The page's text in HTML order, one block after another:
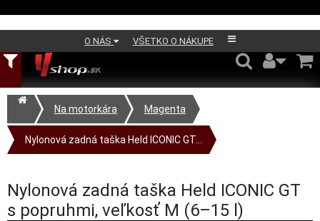
O NÁS VŠETKO O NÁKUPE
Na motorkára Magenta
Nylonová zadná taška Held ICONIC GT...
Nylonová zadná taška Held ICONIC GT
s popruhmi, veľkosť M (6–15 l)